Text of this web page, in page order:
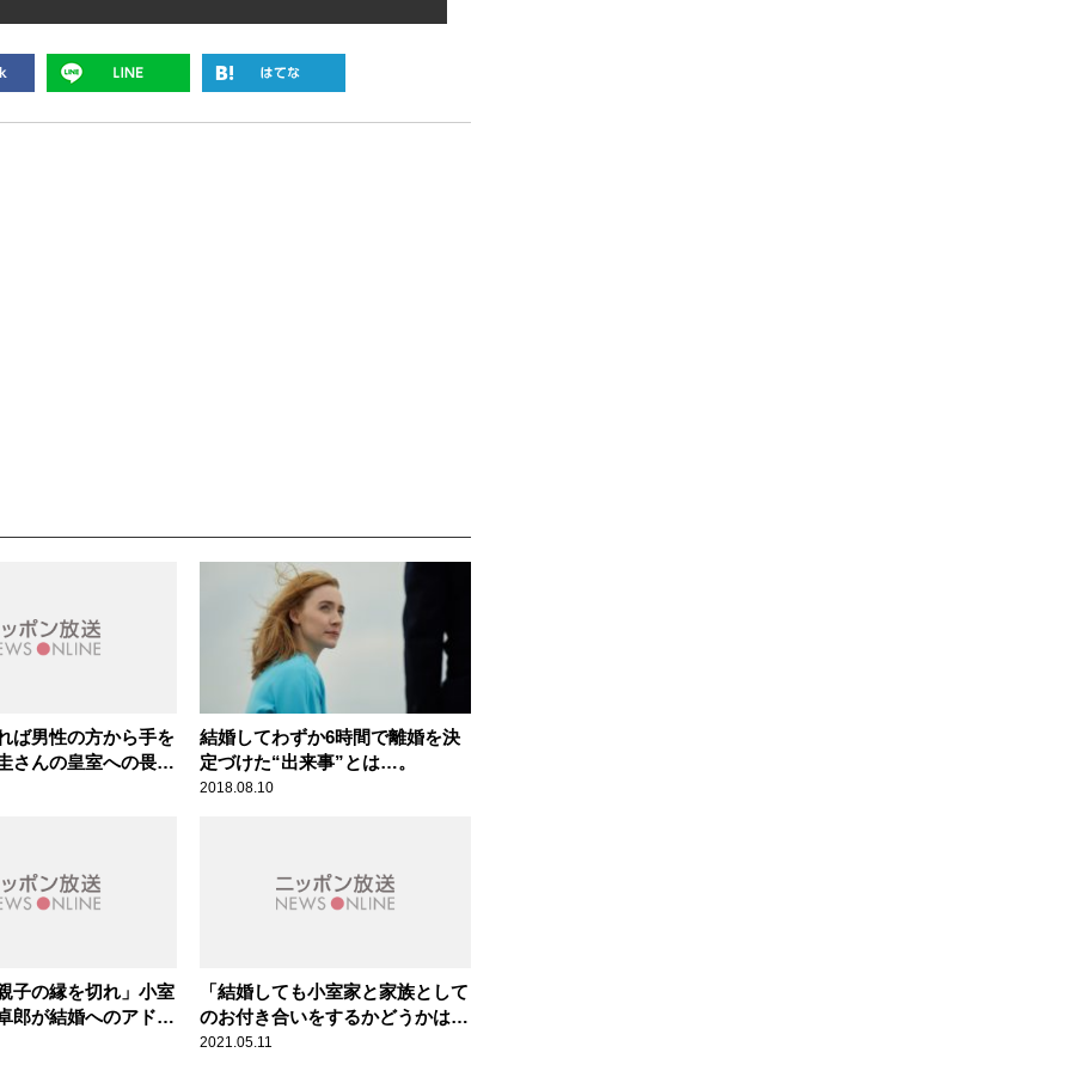
ば男性の方から手を
さんの皇室への畏
結婚してわずか6時間で離婚を決
定づけた“出来事”とは…。
2018.08.10
子の縁を切れ」小室
郎が結婚へのアドバ
「結婚しても小室家と家族として
のお付き合いをするかどうかは
別」小室圭さん結婚問題の現在と
2021.05.11